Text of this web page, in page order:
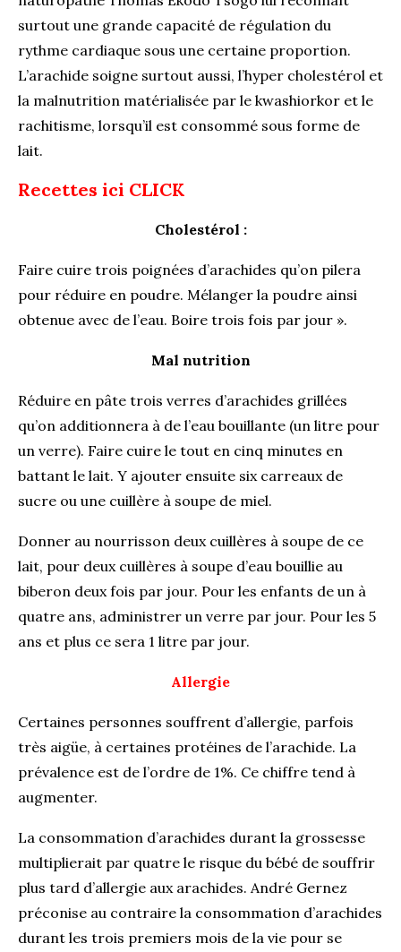
surtout une grande capacité de régulation du
rythme cardiaque sous une certaine proportion.
L’arachide soigne surtout aussi, l’hyper cholestérol et
la malnutrition matérialisée par le kwashiorkor et le
rachitisme, lorsqu’il est consommé sous forme de
lait.
Recettes ici CLICK
Cholestérol :
Faire cuire trois poignées d’arachides qu’on pilera
pour réduire en poudre. Mélanger la poudre ainsi
obtenue avec de l’eau. Boire trois fois par jour ».
Mal nutrition
Réduire en pâte trois verres d’arachides grillées
qu’on additionnera à de l’eau bouillante (un litre pour
un verre). Faire cuire le tout en cinq minutes en
battant le lait. Y ajouter ensuite six carreaux de
sucre ou une cuillère à soupe de miel.
Donner au nourrisson deux cuillères à soupe de ce
lait, pour deux cuillères à soupe d’eau bouillie au
biberon deux fois par jour. Pour les enfants de un à
quatre ans, administrer un verre par jour. Pour les 5
ans et plus ce sera 1 litre par jour.
Allergie
Certaines personnes souffrent d’allergie, parfois
très aigüe, à certaines protéines de l’arachide. La
prévalence est de l’ordre de 1%. Ce chiffre tend à
augmenter.
La consommation d’arachides durant la grossesse
multiplierait par quatre le risque du bébé de souffrir
plus tard d’allergie aux arachides. André Gernez
préconise au contraire la consommation d’arachides
durant les trois premiers mois de la vie pour se